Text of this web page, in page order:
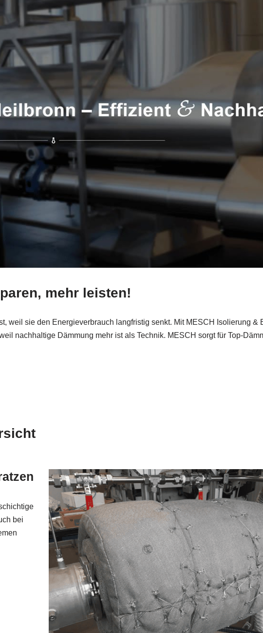
mehr leisten!
weil sie den Energieverbrauch langfristig senkt. Mit MESCH Isolierung &
nachhaltige Dämmung mehr ist als Technik. MESCH sorgt für Top-
bei